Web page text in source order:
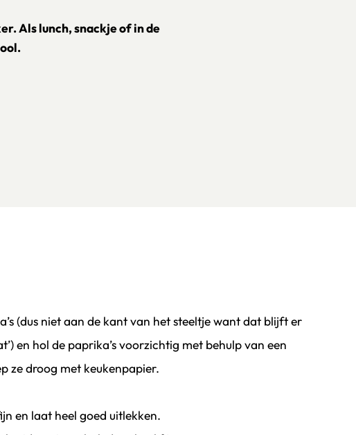
Als lunch, snackje of in de
(dus niet aan de kant van het steeltje want dat blijft er
en hol de paprika’s voorzichtig met behulp van een
ze droog met keukenpapier.
vinken
en laat heel goed uitlekken.